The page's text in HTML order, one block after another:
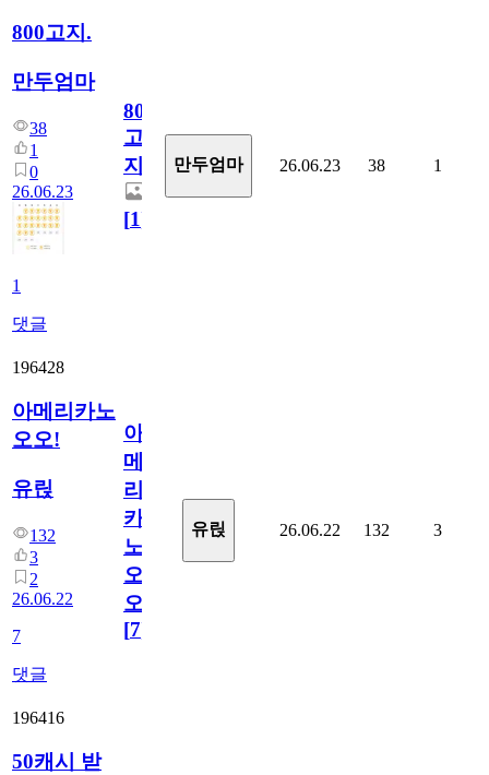
800고지.
만두엄마
38
1
0
26.06.23
1
댓글
800
고
지.
[1]
만두엄마 26.06.23 38 1
196428
아메리카노
오오!
유릱
132
3
2
26.06.22
7
댓글
아
메
리
카
노
오
오!
[7]
유릱 26.06.22 132 3
196416
50캐시 받